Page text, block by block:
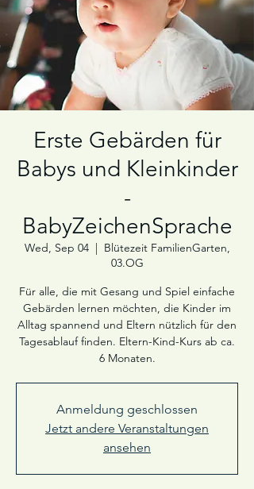
Erste Gebärden für
Babys und Kleinkinder
-
BabyZeichenSprache
Wed, Sep 04
  |
Blütezeit FamilienGarten,
03.OG
Für alle, die mit Gesang und Spiel einfache
Gebärden lernen möchten, die Kinder im
Alltag spannend und Eltern nützlich für den
Tagesablauf finden. Eltern-Kind-Kurs ab ca.
6 Monaten.
Anmeldung geschlossen
Jetzt andere Veranstaltungen
ansehen